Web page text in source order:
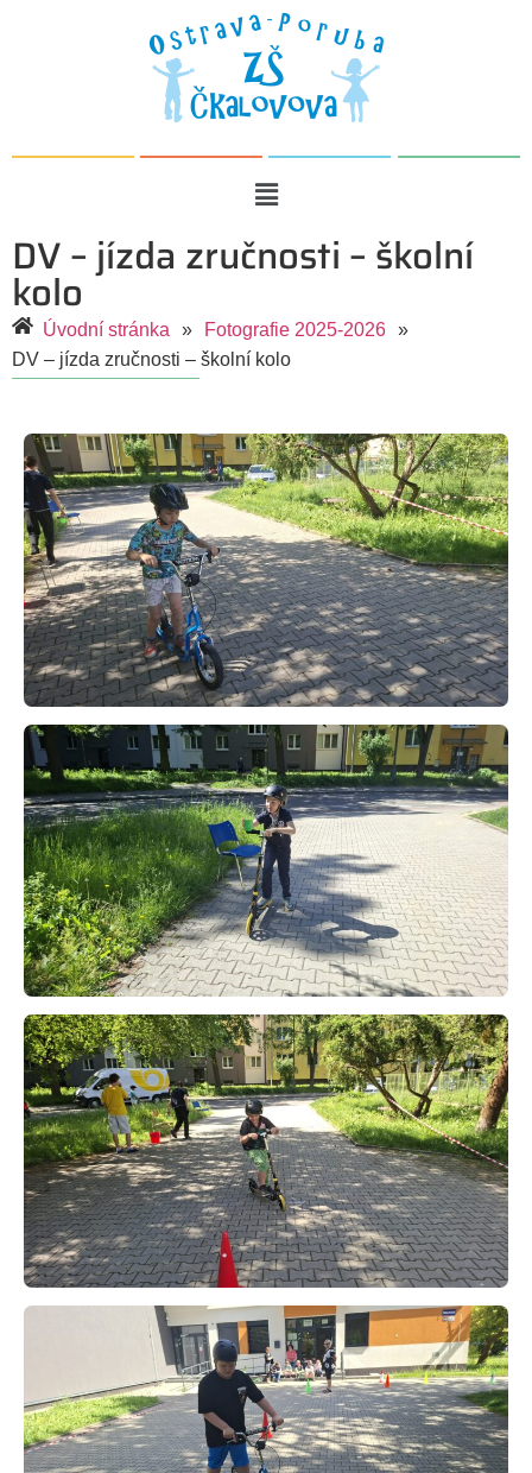
DV – jízda zručnosti – školní
kolo
Úvodní stránka » Fotografie 2025-2026 »
DV – jízda zručnosti – školní kolo